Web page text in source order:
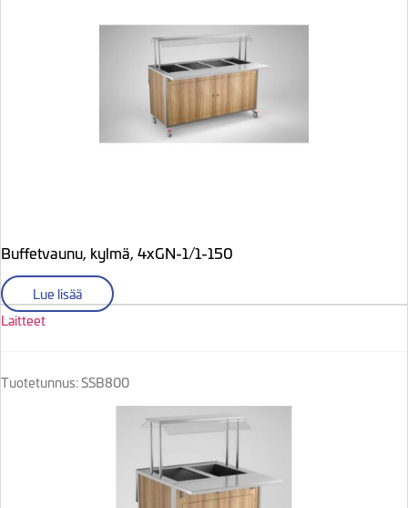
Buffetvaunu, kylmä, 4xGN-1/1-150
Lue lisää
Laitteet
Tuotetunnus: SSB800